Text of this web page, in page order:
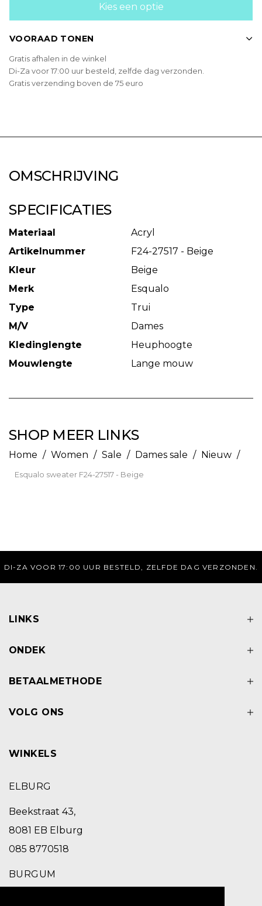
Kies een optie
VOORAAD TONEN
Gratis afhalen in de winkel
Di-Za voor 17:00 uur besteld, zelfde dag verzonden.
Gratis verzending boven de 75 euro
OMSCHRIJVING
SPECIFICATIES
Materiaal
Acryl
Artikelnummer
F24-27517 - Beige
Kleur
Beige
Merk
Esqualo
Type
Trui
M/V
Dames
Kledinglengte
Heuphoogte
Mouwlengte
Lange mouw
SHOP MEER LINKS
Home / Women / Sale / Dames sale / Nieuw /
Esqualo sweater F24-27517 - Beige
UUR BESTELD, ZELFDE DAG VERZONDEN.
LINKS
ONDEK
BETAALMETHODE
VOLG ONS
WINKELS
ELBURG
Beekstraat 43,
8081 EB Elburg
085 8770518
BURGUM